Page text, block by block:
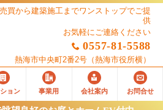
買から建築施工までワンストップでご提
供
お気軽にご連絡ください
0557-81-5588
熱海市中央町2番2号 （熱海市役所横）
ョン 事業用 会社案内 お問合せ